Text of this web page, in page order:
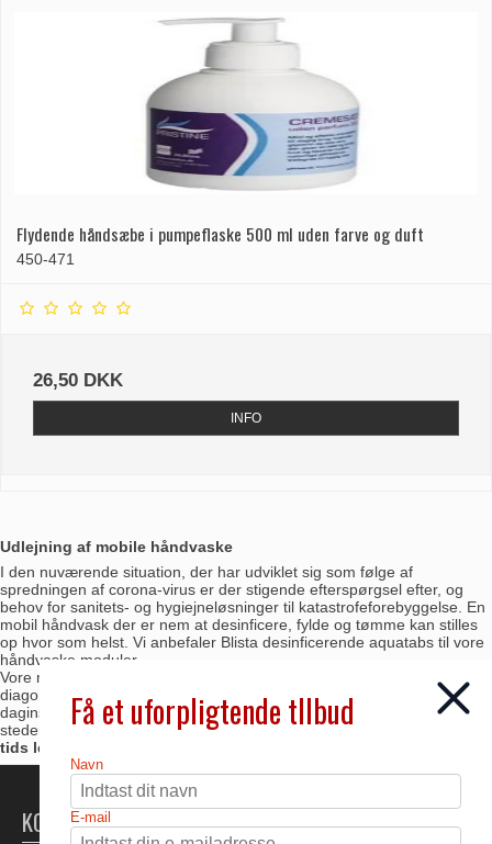
Flydende håndsæbe i pumpeflaske 500 ml uden farve og duft
450-471
26,50 DKK
INFO
Udlejning af mobile håndvaske
I den nuværende situation, der har udviklet sig som følge af
spredningen af corona-virus er der stigende efterspørgsel efter, og
behov for sanitets- og hygiejneløsninger til katastrofeforebyggelse. En
mobil håndvask der er nem at desinficere, fylde og tømme kan stilles
op hvor som helst. Vi anbefaler Blista desinficerende aquatabs til vore
håndvaske moduler.
Vore mobile håndvaske med plads til to brugere på samme tid,
diagonalt modsatte vaske og håndfri betjening, kan opstilles i
daginstitutioner, skoler, supermarkeder, apoteker, byggepladser og alle
steder hvor der er situationer hvor folk skal vente i kø.
tids leje kontakt os for pris.
KONTAKT
Få et uforpligtende tllbud
Navn
E-mail